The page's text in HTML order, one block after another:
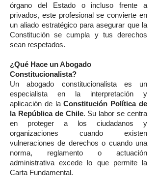
órgano del Estado o incluso frente a
privados, este profesional se convierte en
un aliado estratégico para asegurar que la
Constitución se cumpla y tus derechos
sean respetados.
¿Qué Hace un Abogado
Constitucionalista?
Un abogado constitucionalista es un
especialista en la interpretación y
aplicación de laConstitución Política de
la República de Chile. Su labor se centra
en proteger a los ciudadanos y
organizaciones cuando existen
vulneraciones de derechos o cuando una
norma, reglamento o actuación
administrativa excede lo que permite la
Carta Fundamental.